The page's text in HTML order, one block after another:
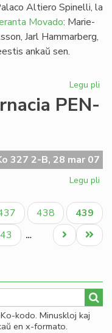
Altiero Spinelli, la
Movado: Marie-
Jarl Hammarberg,
ankaŭ sen.
Legu pli
PEN-
327 2-B, 28 mar 07
Legu pli
Paĝo
438
Aktuala
paĝo
439
…
Last
page
Next
page
kodo. Minuskloj kaj
en x-formato.